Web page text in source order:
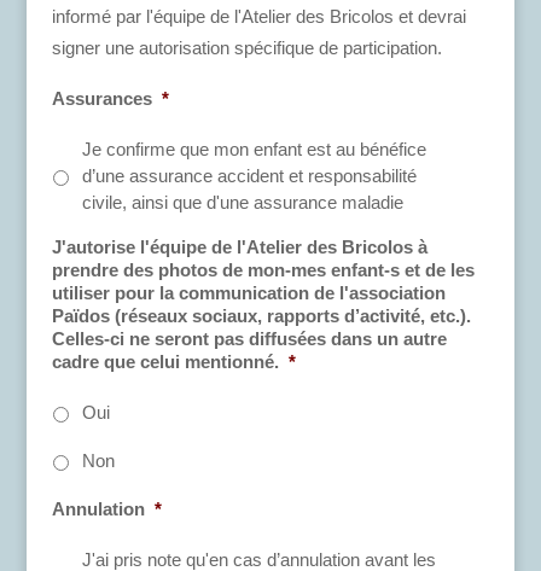
informé par l'équipe de l'Atelier des Bricolos et devrai
signer une autorisation spécifique de participation.
Assurances *
Je confirme que mon enfant est au bénéfice
d’une assurance accident et responsabilité
civile, ainsi que d'une assurance maladie
J'autorise l'équipe de l'Atelier des Bricolos à
prendre des photos de mon-mes enfant-s et de les
utiliser pour la communication de l'association
Païdos (réseaux sociaux, rapports d’activité, etc.).
Celles-ci ne seront pas diffusées dans un autre
cadre que celui mentionné. *
Oui
Non
Annulation *
J'ai pris note qu'en cas d’annulation avant les